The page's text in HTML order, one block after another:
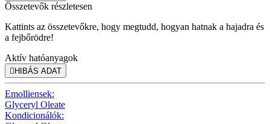
Összetevők részletesen
Kattints az összetevőkre, hogy megtudd, hogyan hatnak a hajadra és
a fejbőrödre!
Aktív hatóanyagok
HIBÁS ADAT
Emolliensek:
Glyceryl Oleate
Kondicionálók: